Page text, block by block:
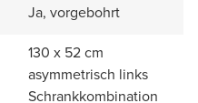
Ja, vorgebohrt
130 x 52 cm
asymmetrisch links
Schrankkombination